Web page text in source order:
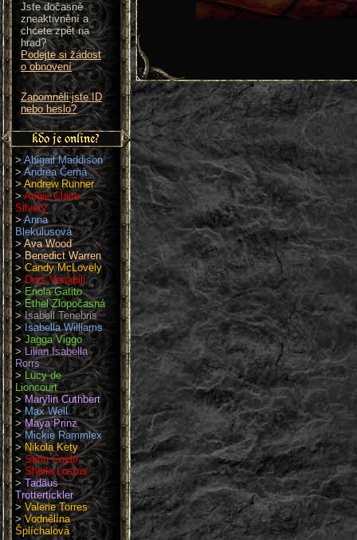
Jste dočasně
zneaktivnění a
chcete zpět na
hrad?
Podejte si žádost
o obnovení
Zapomněli jste ID
nebo heslo?
>Abigail Maddison
>Andrea Černá
>Andrew Runner
>Angie Claire
Silvery
>Anna
Blekulusová
>Ava Wood
>Benedict Warren
>Candy McLovely
>Dors Venabili
>Enola Gatito
>Ethel Zlopočasná
>Isabell Tenebris
> Isabella Williams
>Jagga Viggo
>Lilian Isabella
Rorrs
> Lucy de
Lioncourt
>Marylin Cuthbert
>Max Well
>Maya Prinz
>Mickie Rammlex
>Nikola Kety
>Sarin Coyle
> Sheila Lostris
>Tadäus
Trottertickler
> Valerie Torres
>Vodnělína
Šplíchalová